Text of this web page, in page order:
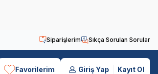
Siparişlerim Sıkça Sorulan Sorular
Favorilerim Giriş Yap Kayıt Ol